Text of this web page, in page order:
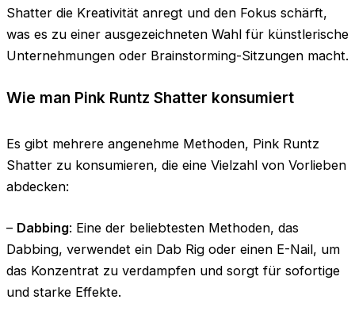
Shatter die Kreativität anregt und den Fokus schärft,
was es zu einer ausgezeichneten Wahl für künstlerische
Unternehmungen oder Brainstorming-Sitzungen macht.
Wie man Pink Runtz Shatter konsumiert
Es gibt mehrere angenehme Methoden, Pink Runtz
Shatter zu konsumieren, die eine Vielzahl von Vorlieben
abdecken:
– Dabbing: Eine der beliebtesten Methoden, das
Dabbing, verwendet ein Dab Rig oder einen E-Nail, um
das Konzentrat zu verdampfen und sorgt für sofortige
und starke Effekte.